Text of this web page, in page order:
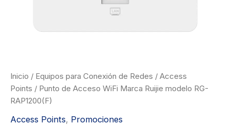
Inicio / Equipos para Conexión de Redes / Access
Points / Punto de Acceso WiFi Marca Ruijie modelo RG-
RAP1200(F)
Access Points, Promociones